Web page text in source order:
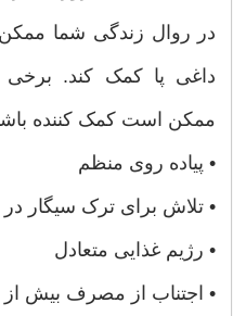
در روال زندگی شما ممکن
داغی پا کمک کند.
ممکن است کمک کننده باشد
• پیاده روی منظم
• تلاش برای ترک سیگار
• رژیم غذایی متعادل
• اجتناب از مصرف بیش از